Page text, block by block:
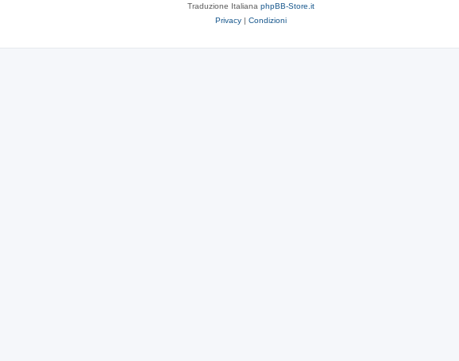
Traduzione Italiana phpBB-Store.it
Privacy | Condizioni